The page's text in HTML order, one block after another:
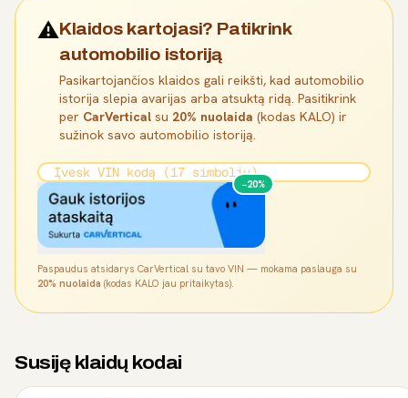
⚠️Klaidos kartojasi? Patikrink
automobilio istoriją
Pasikartojančios klaidos gali reikšti, kad automobilio
istorija slepia avarijas arba atsuktą ridą. Pasitikrink
per CarVertical su 20% nuolaida (kodas KALO) ir
sužinok savo automobilio istoriją.
−20%
Paspaudus atsidarys CarVertical su tavo VIN — mokama paslauga su
20% nuolaida (kodas KALO jau pritaikytas).
Susiję klaidų kodai